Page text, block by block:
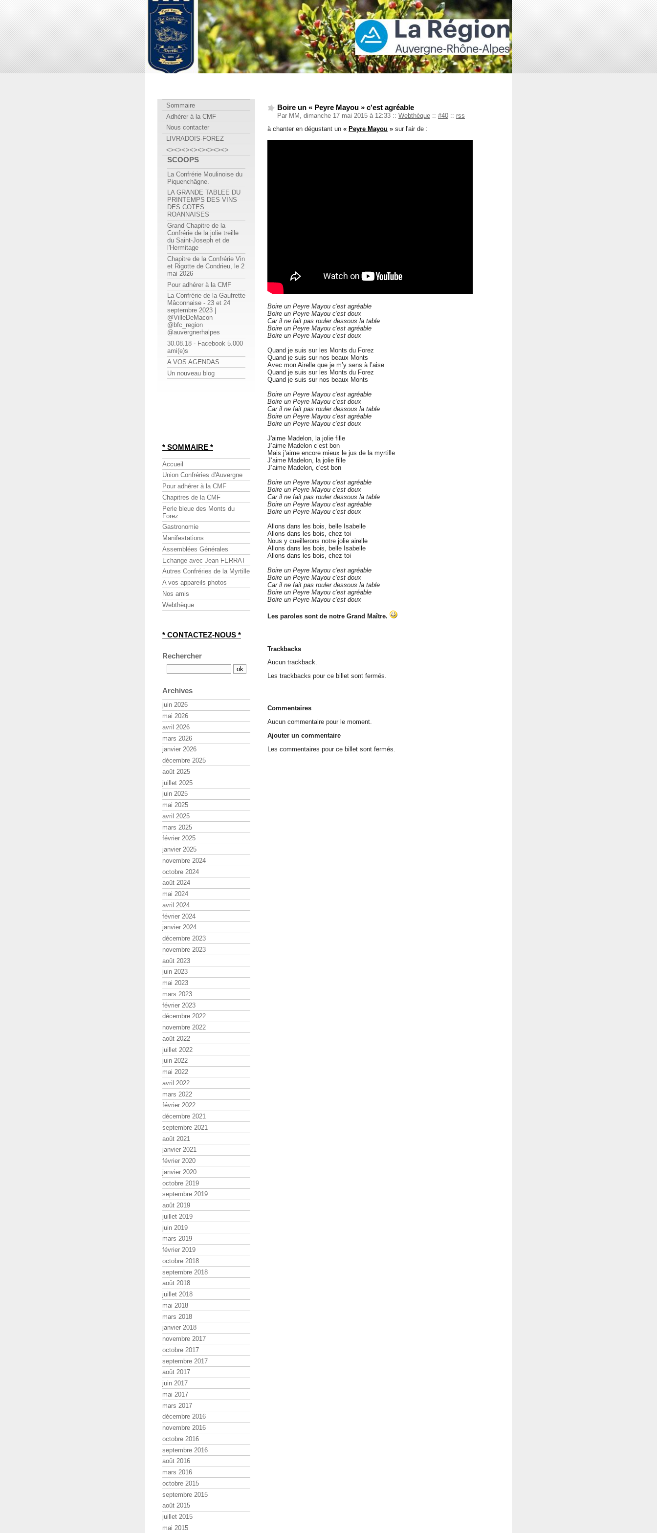
Confrérie Myrtille Forézienne
Boire un « Peyre Mayou » c'est agréable
Par MM, dimanche 17 mai 2015 à 12:33 :: Webthèque :: #40 :: rss
à chanter en dégustant un « Peyre Mayou » sur l'air de :
Boire un Peyre Mayou c'est agréable
Boire un Peyre Mayou c'est doux
Car il ne fait pas rouler dessous la table
Boire un Peyre Mayou c'est agréable
Boire un Peyre Mayou c'est doux
Quand je suis sur les Monts du Forez
Quand je suis sur nos beaux Monts
Avec mon Airelle que je m’y sens à l’aise
Quand je suis sur les Monts du Forez
Quand je suis sur nos beaux Monts
Boire un Peyre Mayou c'est agréable
Boire un Peyre Mayou c'est doux
Car il ne fait pas rouler dessous la table
Boire un Peyre Mayou c'est agréable
Boire un Peyre Mayou c'est doux
J'aime Madelon, la jolie fille
J’aime Madelon c’est bon
Mais j’aime encore mieux le jus de la myrtille
J’aime Madelon, la jolie fille
J’aime Madelon, c'est bon
Boire un Peyre Mayou c'est agréable
Boire un Peyre Mayou c'est doux
Car il ne fait pas rouler dessous la table
Boire un Peyre Mayou c'est agréable
Boire un Peyre Mayou c'est doux
Allons dans les bois, belle Isabelle
Allons dans les bois, chez toi
Nous y cueillerons notre jolie airelle
Allons dans les bois, belle Isabelle
Allons dans les bois, chez toi
Boire un Peyre Mayou c'est agréable
Boire un Peyre Mayou c'est doux
Car il ne fait pas rouler dessous la table
Boire un Peyre Mayou c'est agréable
Boire un Peyre Mayou c'est doux
Les paroles sont de notre Grand Maître.
Trackbacks
Aucun trackback.
Les trackbacks pour ce billet sont fermés.
Commentaires
Aucun commentaire pour le moment.
Ajouter un commentaire
Les commentaires pour ce billet sont fermés.
Sommaire
Adhérer à la CMF
Nous contacter
LIVRADOIS-FOREZ
<><><><><><><><>
SCOOPS
La Confrérie Moulinoise du
Piquenchâgne.
LA GRANDE TABLEE DU
PRINTEMPS DES VINS
DES COTES
ROANNAISES
Grand Chapitre de la
Confrérie de la jolie treille
du Saint-Joseph et de
l'Hermitage
Chapitre de la Confrérie Vin
et Rigotte de Condrieu, le 2
mai 2026
Pour adhérer à la CMF
La Confrérie de la Gaufrette
Mâconnaise - 23 et 24
septembre 2023 |
@VilleDeMacon
@bfc_region
@auvergnerhalpes
30.08.18 - Facebook 5.000
ami(e)s
A VOS AGENDAS
Un nouveau blog
* SOMMAIRE *
Accueil
Union Confréries d'Auvergne
Pour adhérer à la CMF
Chapitres de la CMF
Perle bleue des Monts du
Forez
Gastronomie
Manifestations
Assemblées Générales
Echange avec Jean FERRAT
Autres Confréries de la Myrtille
A vos appareils photos
Nos amis
Webthèque
* CONTACTEZ-NOUS *
Rechercher
Archives
juin 2026
mai 2026
avril 2026
mars 2026
janvier 2026
décembre 2025
août 2025
juillet 2025
juin 2025
mai 2025
avril 2025
mars 2025
février 2025
janvier 2025
novembre 2024
octobre 2024
août 2024
mai 2024
avril 2024
février 2024
janvier 2024
décembre 2023
novembre 2023
août 2023
juin 2023
mai 2023
mars 2023
février 2023
décembre 2022
novembre 2022
août 2022
juillet 2022
juin 2022
mai 2022
avril 2022
mars 2022
février 2022
décembre 2021
septembre 2021
août 2021
janvier 2021
février 2020
janvier 2020
octobre 2019
septembre 2019
août 2019
juillet 2019
juin 2019
mars 2019
février 2019
octobre 2018
septembre 2018
août 2018
juillet 2018
mai 2018
mars 2018
janvier 2018
novembre 2017
octobre 2017
septembre 2017
août 2017
juin 2017
mai 2017
mars 2017
décembre 2016
novembre 2016
octobre 2016
septembre 2016
août 2016
mars 2016
octobre 2015
septembre 2015
août 2015
juillet 2015
mai 2015